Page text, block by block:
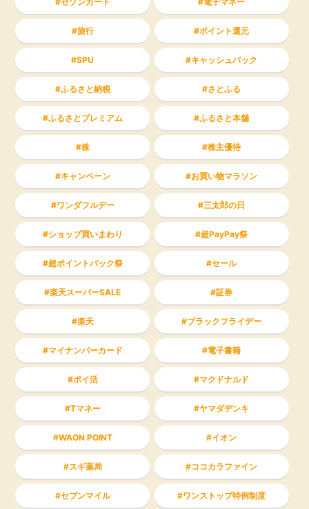
旅行 ポイント還元
SPU キャッシュバック
ふるさと納税 さとふる
ふるさとプレミアム ふるさと本舗
株 株主優待
キャンペーン お買い物マラソン
ワンダフルデー 三太郎の日
ショップ買いまわり 超PayPay祭
超ポイントバック祭 セール
楽天スーパーSALE 証券
楽天 ブラックフライデー
マイナンバーカード 電子書籍
ポイ活 マクドナルド
Tマネー ヤマダデンキ
WAON POINT イオン
スギ薬局 ココカラファイン
セブンマイル ワンストップ特例制度